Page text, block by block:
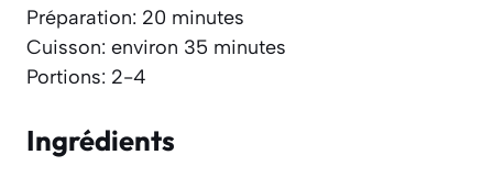
Préparation: 20 minutes
Cuisson: environ 35 minutes
Portions: 2-4
Ingrédients